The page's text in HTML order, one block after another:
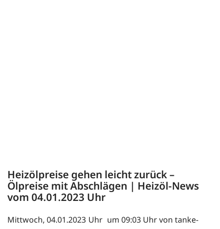
Heizölpreise gehen leicht zurück –
Ölpreise mit Abschlägen | Heizöl-News
vom 04.01.2023
Mittwoch, 04.01.2023
um 09:03 Uhr von tanke-